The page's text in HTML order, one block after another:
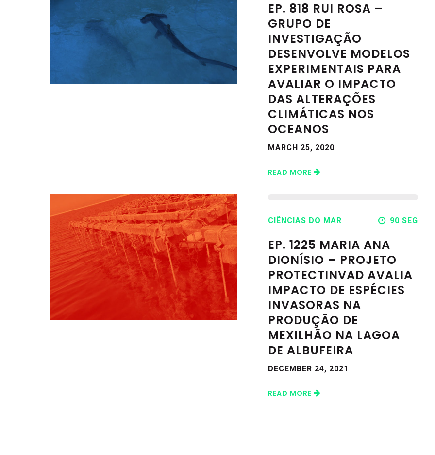
EP. 818 RUI ROSA –
GRUPO DE
INVESTIGAÇÃO
DESENVOLVE MODELOS
EXPERIMENTAIS PARA
AVALIAR O IMPACTO
DAS ALTERAÇÕES
CLIMÁTICAS NOS
OCEANOS
MARCH 25, 2020
READ MORE
CIÊNCIAS DO MAR 90 SEG
EP. 1225 MARIA ANA
DIONÍSIO – PROJETO
PROTECTINVAD AVALIA
IMPACTO DE ESPÉCIES
INVASORAS NA
PRODUÇÃO DE
MEXILHÃO NA LAGOA
DE ALBUFEIRA
DECEMBER 24, 2021
READ MORE